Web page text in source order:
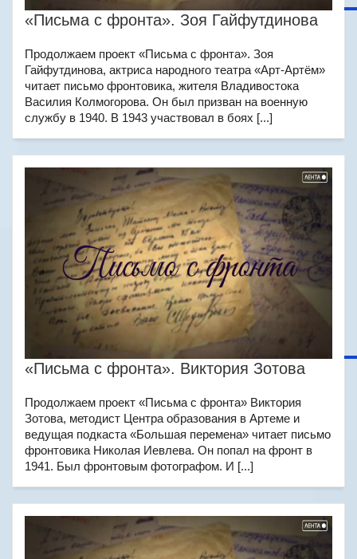
«Письма с фронта». Зоя Гайфутдинова
Продолжаем проект «Письма с фронта». Зоя
Гайфутдинова, актриса народного театра «Арт-Артём»
читает письмо фронтовика, жителя Владивостока
Василия Колмогорова. Он был призван на военную
службу в 1940. В 1943 участвовал в боях [...]
«Письма с фронта». Виктория Зотова
Продолжаем проект «Письма с фронта» Виктория
Зотова, методист Центра образования в Артеме и
ведущая подкаста «Большая перемена» читает письмо
фронтовика Николая Иевлева. Он попал на фронт в
1941. Был фронтовым фотографом. И [...]